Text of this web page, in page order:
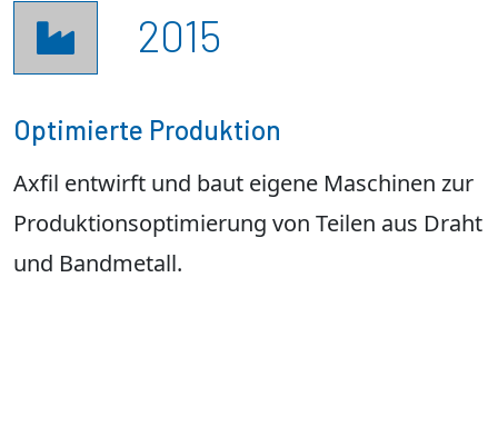
 2015
Optimierte Produktion
Axfil entwirft und baut eigene Maschinen zur
Produktionsoptimierung von Teilen aus Draht
und Bandmetall.